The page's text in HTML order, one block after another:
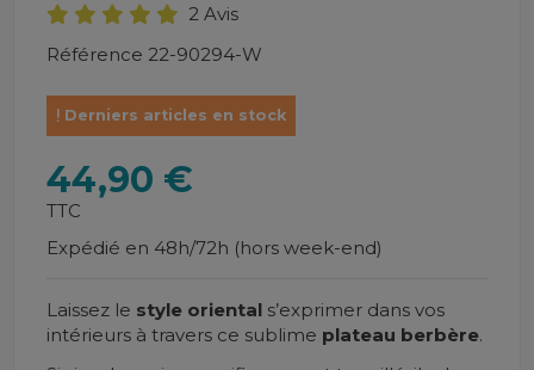
2 Avis
Référence 22-90294-W
Derniers articles en stock
44,90 €
TTC
Expédié en 48h/72h (hors week-end)
Laissez le style orientals’exprimer dans vos
intérieurs à travers ce sublime plateau berbère.